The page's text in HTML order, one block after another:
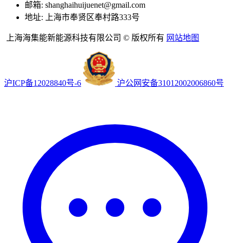
邮箱: shanghaihuijuenet@gmail.com
地址: 上海市奉贤区奉村路333号
上海海集能新能源科技有限公司 © 版权所有 网站地图
沪ICP备12028840号-6 沪公网安备31012002006860号